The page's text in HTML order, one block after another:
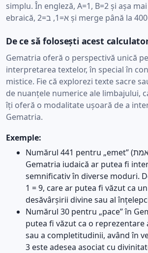
simplu. În engleză, A=1, B=2 și așa
De ce să folosești acest
Gematria oferă o perspectivă unică
interpretarea textelor, în special în
mistice. Fie că explorezi texte sacre
de nuanțele numerice ale limbajului,
îți oferă o modalitate ușoară de a
Gematria.
Exemple:
Numărul 441 pentru „emet” (אמת), sau „adevăr”, în
Gematria iudaică ar putea fi
semnificativ în diverse moduri.
1 = 9, care ar putea fi văzut ca
desăvârșirii divine sau al
Numărul 30 pentru „pace” în
putea fi văzut ca o reprezentare
sau a completitudinii, având în
3 este adesea asociat cu